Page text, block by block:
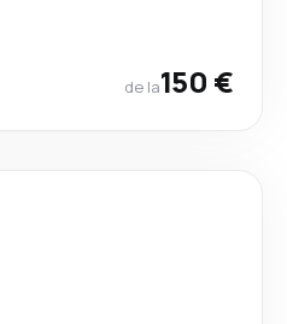
de la150 €